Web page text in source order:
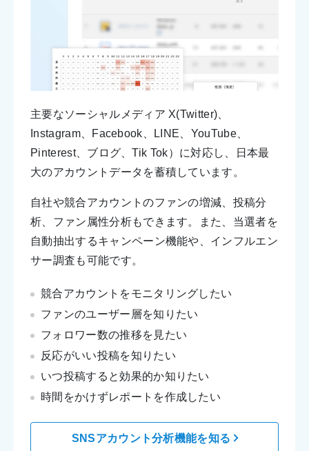
主要なソーシャルメディア X(Twitter)、
Instagram、Facebook、LINE、YouTube、
Pinterest、ブログ、Tik Tok）に対応し、日本最
大のアカウントデータを蓄積しています。
自社や競合アカウントのファンの増減、投稿分
析、ファン属性分析もできます。また、当選者を
自動抽出するキャンペーン機能や、インフルエン
サー調査も可能です。
競合アカウントをモニタリングしたい
ファンのユーザー層を知りたい
フォロワー数の推移を見たい
反応がいい投稿を知りたい
いつ投稿すると効果的か知りたい
時間をかけずレポートを作成したい
SNSアカウント分析機能を知る